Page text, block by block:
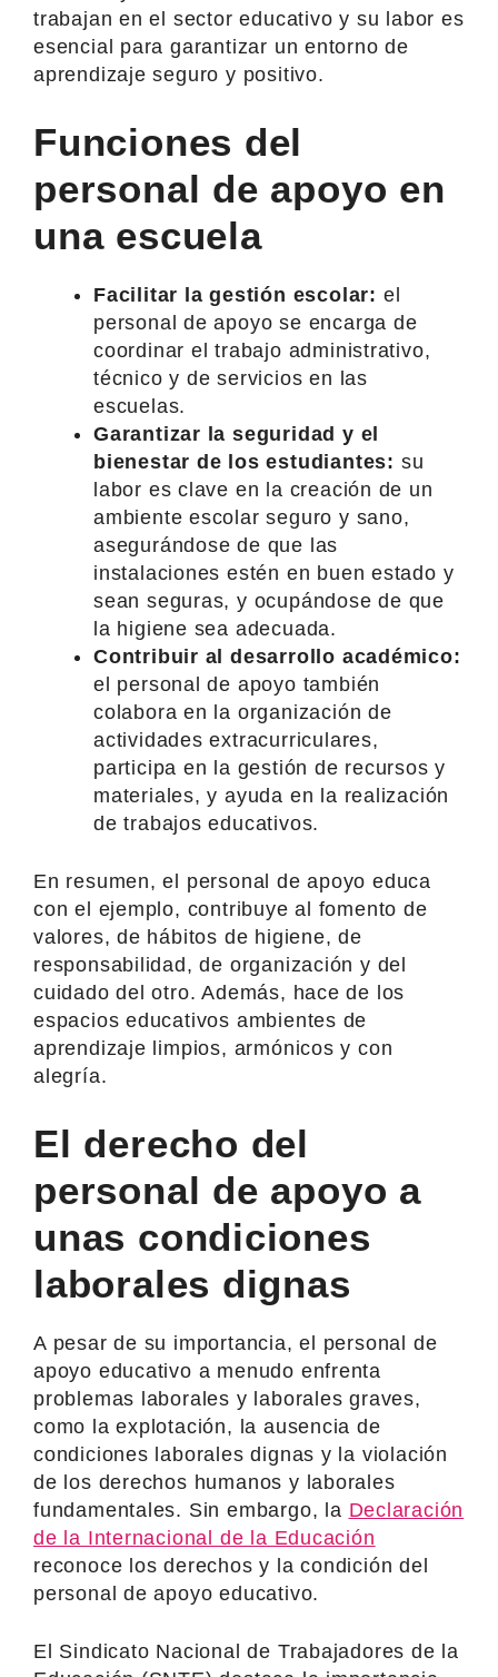
trabajan en el sector educativo y su labor es
esencial para garantizar un entorno de
aprendizaje seguro y positivo.
Funciones del
personal de apoyo en
una escuela
Facilitar la gestión escolar: el
personal de apoyo se encarga de
coordinar el trabajo administrativo,
técnico y de servicios en las
escuelas.
Garantizar la seguridad y el
bienestar de los estudiantes: su
labor es clave en la creación de un
ambiente escolar seguro y sano,
asegurándose de que las
instalaciones estén en buen estado y
sean seguras, y ocupándose de que
la higiene sea adecuada.
Contribuir al desarrollo académico:
el personal de apoyo también
colabora en la organización de
actividades extracurriculares,
participa en la gestión de recursos y
materiales, y ayuda en la realización
de trabajos educativos.
En resumen, el personal de apoyo educa
con el ejemplo, contribuye al fomento de
valores, de hábitos de higiene, de
responsabilidad, de organización y del
cuidado del otro. Además, hace de los
espacios educativos ambientes de
aprendizaje limpios, armónicos y con
alegría.
El derecho del
personal de apoyo a
unas condiciones
laborales dignas
A pesar de su importancia, el personal de
apoyo educativo a menudo enfrenta
problemas laborales y laborales graves,
como la explotación, la ausencia de
condiciones laborales dignas y la violación
de los derechos humanos y laborales
fundamentales. Sin embargo, la Declaración
de la Internacional de la Educación
reconoce los derechos y la condición del
personal de apoyo educativo.
El Sindicato Nacional de Trabajadores de la